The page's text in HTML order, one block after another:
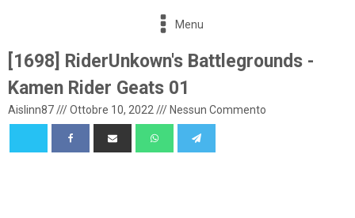
Menu
[1698] RiderUnkown's Battlegrounds -
Kamen Rider Geats 01
Aislinn87///Ottobre 10, 2022 /// Nessun Commento